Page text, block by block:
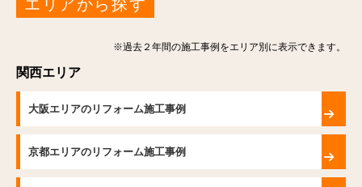
エリアから探す
※過去２年間の施工事例をエリア別に表示できます。
関西エリア
大阪エリアのリフォーム施工事例
京都エリアのリフォーム施工事例